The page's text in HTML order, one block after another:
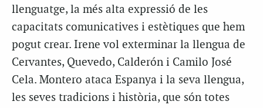
llenguatge, la més alta expressió de les
capacitats comunicatives i estètiques que hem
pogut crear. Irene vol exterminar la llengua de
Cervantes, Quevedo, Calderón i Camilo José
Cela. Montero ataca Espanya i la seva llengua,
les seves tradicions i història, que són totes